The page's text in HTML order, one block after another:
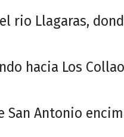
rio Llagaras,
hacia Los
Antonio